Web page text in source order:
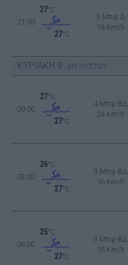
21:00
27°C
27°C
3 Μπφ Δ
16 Km/h
ΚΥΡΙΑΚΗ 9 ΑΥΓΟΥΣΤΟΥ
00:00
27°C
27°C
4 Μπφ ΒΔ
24 Km/h
03:00
26°C
27°C
3 Μπφ ΒΔ
16 Km/h
06:00
25°C
27°C
3 Μπφ ΒΔ
16 Km/h